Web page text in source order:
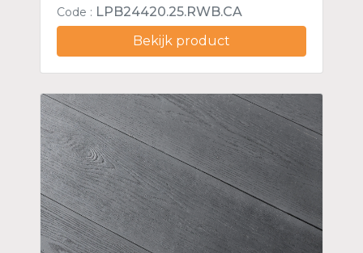
Code : LPB24420.25.RWB.CA
Bekijk product